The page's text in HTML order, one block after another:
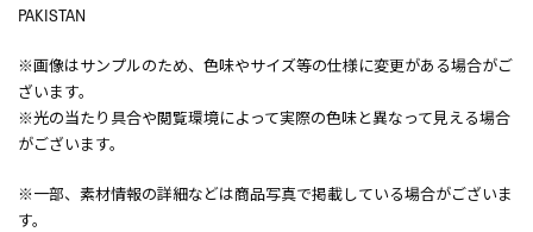
PAKISTAN
※画像はサンプルのため、色味やサイズ等の仕様に変更がある場合がご
ざいます。
※光の当たり具合や閲覧環境によって実際の色味と異なって見える場合
がございます。
※一部、素材情報の詳細などは商品写真で掲載している場合がございま
す。